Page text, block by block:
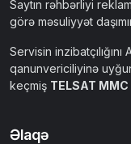
Saytın rəhbərliyi
görə məsuliyyət
Servisin
qanunvericiliyinə
keçmiş TELSAT
Əlaqə